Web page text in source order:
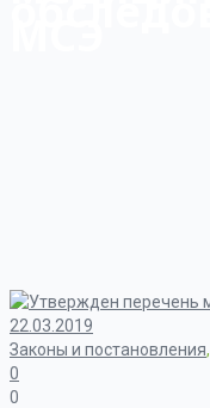
22.03.2019
Законы и постановления,
0
0